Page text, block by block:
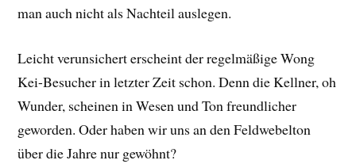
man auch nicht als Nachteil auslegen.
Leicht verunsichert erscheint der regelmäßige Wong
Kei-Besucher in letzter Zeit schon. Denn die Kellner, oh
Wunder, scheinen in Wesen und Ton freundlicher
geworden. Oder haben wir uns an den Feldwebelton
über die Jahre nur gewöhnt?